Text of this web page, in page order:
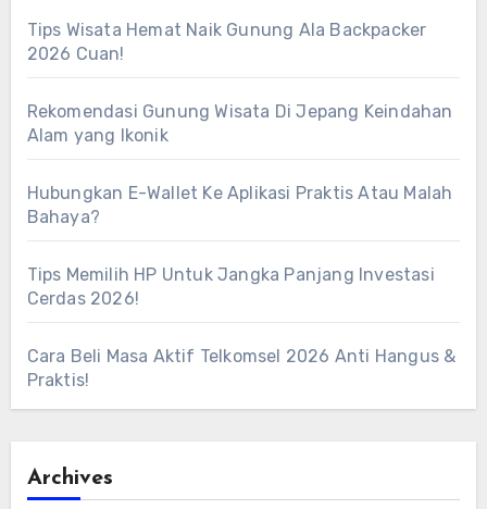
Tips Wisata Hemat Naik Gunung Ala Backpacker
2026 Cuan!
Rekomendasi Gunung Wisata Di Jepang Keindahan
Alam yang Ikonik
Hubungkan E-Wallet Ke Aplikasi Praktis Atau Malah
Bahaya?
Tips Memilih HP Untuk Jangka Panjang Investasi
Cerdas 2026!
Cara Beli Masa Aktif Telkomsel 2026 Anti Hangus &
Praktis!
Archives